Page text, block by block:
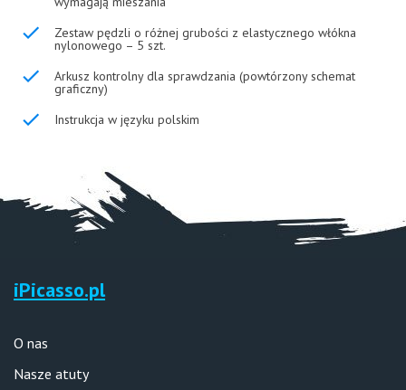
Zestaw pędzli o różnej grubości z elastycznego włókna
nylonowego – 5 szt.
Arkusz kontrolny dla sprawdzania (powtórzony schemat
graficzny)
Instrukcja w języku polskim
iPicasso.pl
O nas
Nasze atuty